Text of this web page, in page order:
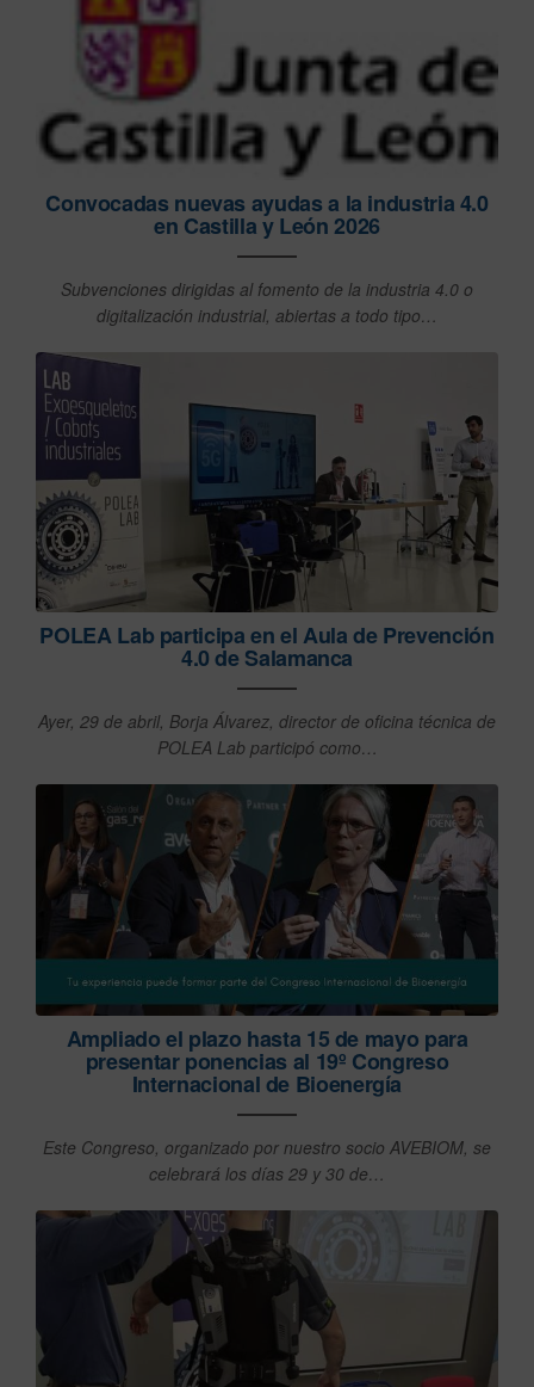
Convocadas nuevas ayudas a la industria 4.0
en Castilla y León 2026
Subvenciones dirigidas al fomento de la industria 4.0 o
digitalización industrial, abiertas a todo tipo…
POLEA Lab participa en el Aula de Prevención
4.0 de Salamanca
Ayer, 29 de abril, Borja Álvarez, director de oficina técnica de
POLEA Lab participó como…
Ampliado el plazo hasta 15 de mayo para
presentar ponencias al 19º Congreso
Internacional de Bioenergía
Este Congreso, organizado por nuestro socio AVEBIOM, se
celebrará los días 29 y 30 de…